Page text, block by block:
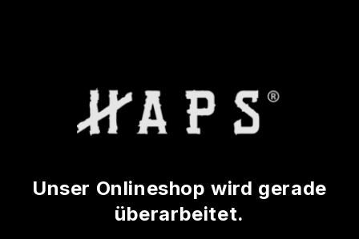
Unser Onlineshop wird gerade
überarbeitet.